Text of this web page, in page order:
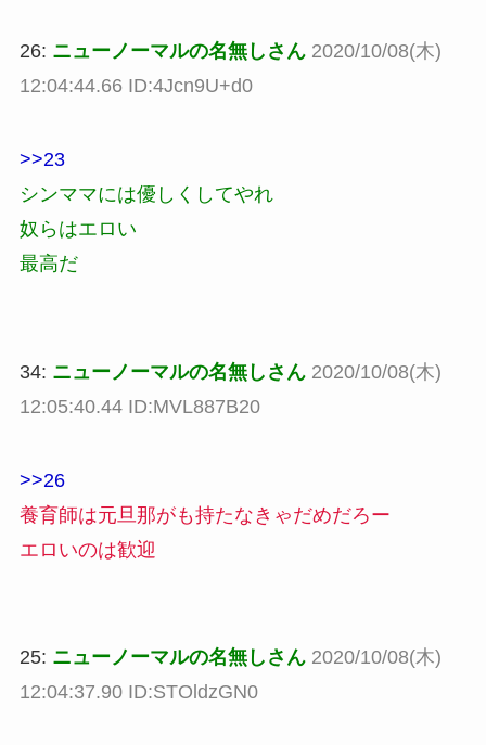
26: ニューノーマルの名無しさん 2020/10/08(木)
12:04:44.66 ID:4Jcn9U+d0
>>23
シンママには優しくしてやれ
奴らはエロい
最高だ
34: ニューノーマルの名無しさん 2020/10/08(木)
12:05:40.44 ID:MVL887B20
>>26
養育師は元旦那がも持たなきゃだめだろー
エロいのは歓迎
25: ニューノーマルの名無しさん 2020/10/08(木)
12:04:37.90 ID:STOldzGN0